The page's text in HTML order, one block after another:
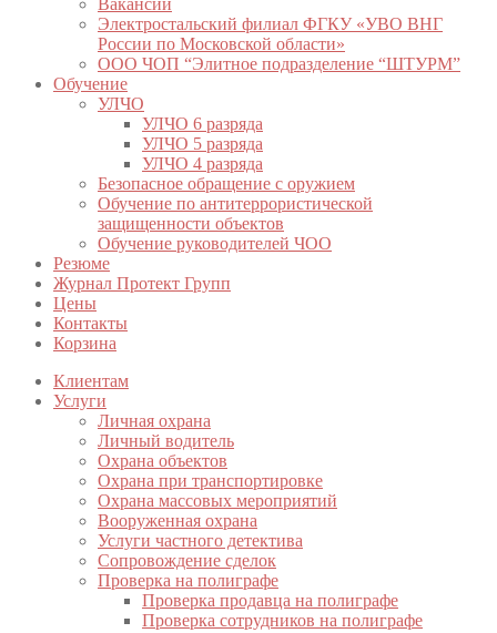
Электростальский филиал ФГКУ «УВО ВНГ
России по Московской области»
ООО ЧОП “Элитное подразделение “ШТУРМ”
Обучение
УЛЧО
УЛЧО 6 разряда
УЛЧО 5 разряда
УЛЧО 4 разряда
Безопасное обращение с оружием
Обучение по антитеррористической
защищенности объектов
Обучение руководителей ЧОО
Резюме
Журнал Протект Групп
Цены
Контакты
Корзина
Клиентам
Услуги
Личная охрана
Личный водитель
Охрана объектов
Охрана при транспортировке
Охрана массовых мероприятий
Вооруженная охрана
Услуги частного детектива
Сопровождение сделок
Проверка на полиграфе
Проверка продавца на полиграфе
Проверка сотрудников на полиграфе